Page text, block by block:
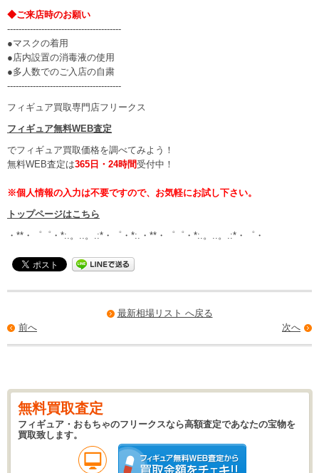
◆ご来店時のお願い
----------------------------------------
●マスクの着用
●店内設置の消毒液の使用
●多人数でのご入店の自粛
----------------------------------------
フィギュア買取専門店フリークス
フィギュア無料WEB査定
でフィギュア買取価格を調べてみよう！
無料WEB査定は365日・24時間受付中！
※個人情報の入力は不要ですので、お気軽にお試し下さい。
トップページはこちら
・**・゜゜・*:.。..。.:*・゜・*:.・**・゜゜・*:.。..。.:*・゜・
最新相場リスト へ戻る
次へ
前へ
無料買取査定
フィギュア・おもちゃのフリークスなら高額査定であなたの宝物を
買取致します。